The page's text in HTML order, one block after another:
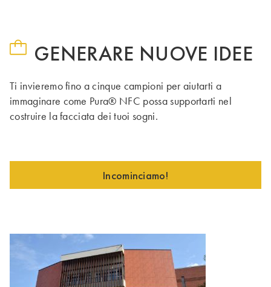
GENERARE NUOVE IDEE
Ti invieremo fino a cinque campioni per aiutarti a
immaginare come Pura® NFC possa supportarti nel
costruire la facciata dei tuoi sogni.
Incominciamo!